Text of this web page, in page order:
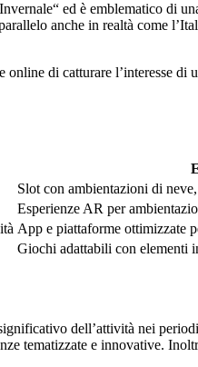
ed è emblematico di
anche in realtà come
di catturare l’interesse
Slot con ambientazioni di
Esperienze AR per
App e piattaforme ottimizzate
Giochi adattabili con elementi
dell’attività nei
tematizzate e innovative.